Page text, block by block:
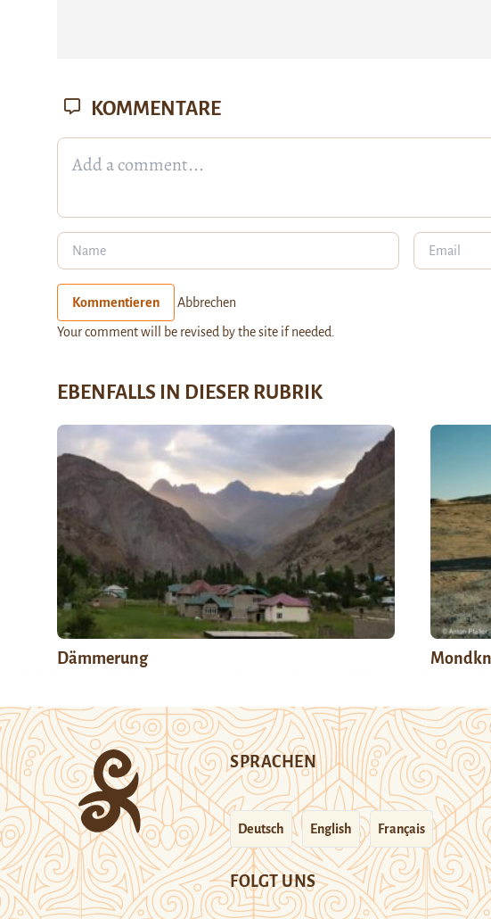
KOMMENTARE
Kommentieren Abbrechen
Your comment will be revised by the site if needed.
EBENFALLS IN DIESER RUBRIK
Dämmerung
SPRACHEN
Deutsch English Français
FOLGT UNS